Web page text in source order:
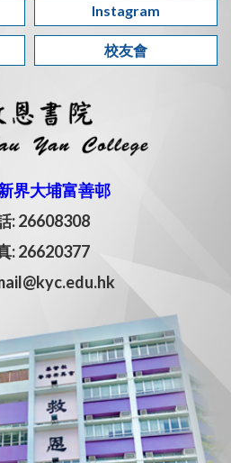
Instagram
校友會
界大埔富善邨
: 26608308
: 26620377